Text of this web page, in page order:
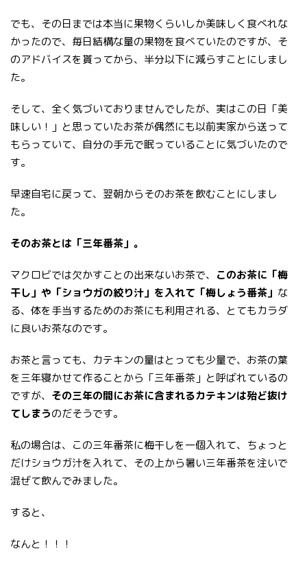
でも、その日までは本当に果物くらいしか美味しく食べれな
かったので、毎日結構な量の果物を食べていたのですが、そ
のアドバイスを貰ってから、半分以下に減らすことにしまし
た。
そして、全く気づいておりませんでしたが、実はこの日「美
味しい！」と思っていたお茶が偶然にも以前実家から送って
もらっていて、自分の手元で眠っていることに気づいたので
す。
早速自宅に戻って、翌朝からそのお茶を飲むことにしまし
た。
そのお茶とは「三年番茶」。
マクロビでは欠かすことの出来ないお茶で、 このお茶に「梅
干し」や「ショウガの絞り汁」を入れて「梅しょう番茶」 な
る、体を手当するためのお茶にも利用される、とてもカラダ
に良いお茶なのです。
お茶と言っても、カテキンの量はとっても少量で、お茶の葉
を三年寝かせて作ることから「三年番茶」と呼ばれているの
ですが、 その三年の間にお茶に含まれるカテキンは殆ど抜け
てしまうのだそうです。
私の場合は、この三年番茶に梅干しを一個入れて、ちょっと
だけショウガ汁を入れて、その上から暑い三年番茶を注いで
混ぜて飲んでみました。
すると、
なんと！！！